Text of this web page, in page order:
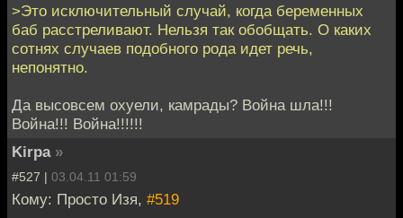
>Это исключительный случай, когда беременных
баб расстреливают. Нельзя так обобщать. О каких
сотнях случаев подобного рода идет речь,
непонятно.
Да высовсем охуели, камрады? Война шла!!!
Война!!! Война!!!!!!
Kirpa »
#527 | 03.04.11 01:59
Кому: Просто Изя, #519